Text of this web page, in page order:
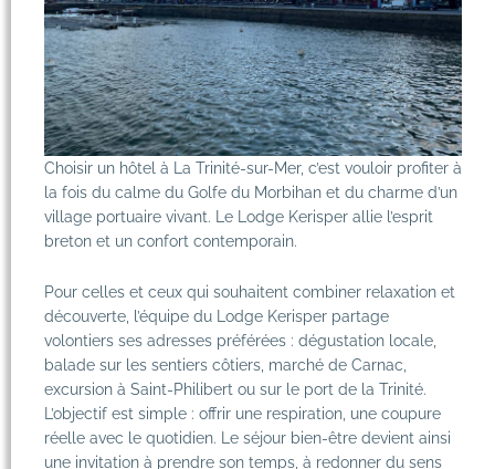
Choisir un hôtel à La Trinité-sur-Mer, c’est vouloir profiter à
la fois du calme du Golfe du Morbihan et du charme d’un
village portuaire vivant. Le Lodge Kerisper allie l’esprit
breton et un confort contemporain.
Pour celles et ceux qui souhaitent combiner relaxation et
découverte, l’équipe du Lodge Kerisper partage
volontiers ses adresses préférées : dégustation locale
balade sur les sentiers côtiers, marché de Carnac,
excursion à Saint-Philibert ou sur le port de la Trinité.
L’objectif est simple : offrir une respiration, une coupure
réelle avec le quotidien. Le séjour bien-être devient ainsi
une invitation à prendre son temps, à redonner du sens